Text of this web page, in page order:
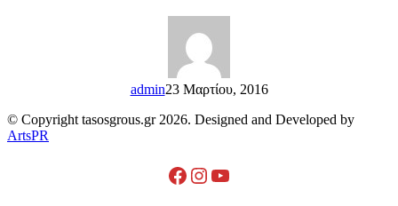
admin23 Μαρτίου, 2016
© Copyright tasosgrous.gr 2026. Designed and Developed by
ArtsPR
Facebook
Instagram
YouTube